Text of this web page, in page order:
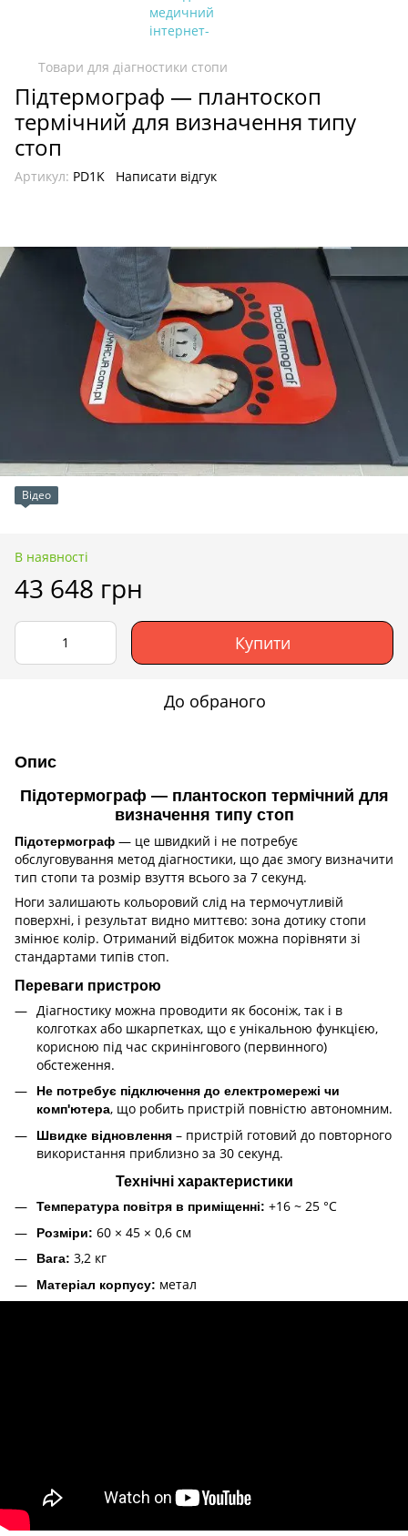
Товари для діагностики стопи
Підтермограф — плантоскоп
термічний для визначення типу
стоп
Артикул: PD1K Написати відгук
Відео
В наявності
43 648 грн
Купити
До обраного
Опис
Підотермограф — плантоскоп термічний для
визначення типу стоп
Підотермограф — це швидкий і не потребує
обслуговування метод діагностики, що дає змогу визначити
тип стопи та розмір взуття всього за 7 секунд.
Ноги залишають кольоровий слід на термочутливій
поверхні, і результат видно миттєво: зона дотику стопи
змінює колір. Отриманий відбиток можна порівняти зі
стандартами типів стоп.
Переваги пристрою
Діагностику можна проводити як босоніж, так і в
колготках або шкарпетках, що є унікальною функцією,
корисною під час скринінгового (первинного)
обстеження.
Не потребує підключення до електромережі чи
комп'ютера, що робить пристрій повністю автономним.
Швидке відновлення – пристрій готовий до повторного
використання приблизно за 30 секунд.
Технічні характеристики
Температура повітря в приміщенні: +16 ~ 25 °C
Розміри: 60 × 45 × 0,6 см
Вага: 3,2 кг
Матеріал корпусу: метал